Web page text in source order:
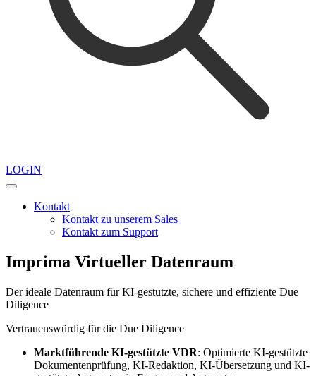
LOGIN
Kontakt
Kontakt zu unserem Sales
Kontakt zum Support
Imprima Virtueller Datenraum
Der ideale Datenraum für KI-gestützte, sichere und effiziente Due
Diligence
Vertrauenswürdig für die Due Diligence
Marktführende KI-gestützte VDR: Optimierte KI-gestützte
Dokumentenprüfung, KI-Redaktion, KI-Übersetzung und KI-